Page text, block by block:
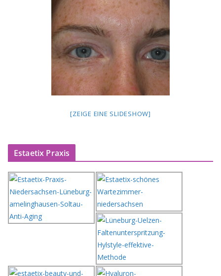
[ZEIGE EINE SLIDESHOW]
Estaetix Praxis